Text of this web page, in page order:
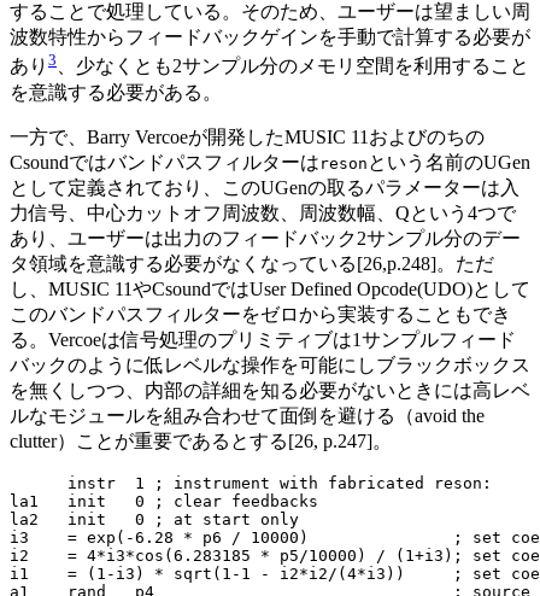
することで処理している。そのため、ユーザーは望ましい周
波数特性からフィードバックゲインを手動で計算する必要が
あり 3 、少なくとも2サンプル分のメモリ空間を利用すること
を意識する必要がある。
一方で、Barry Vercoeが開発したMUSIC 11およびのちの
Csoundではバンドパスフィルターは reson という名前のUGen
として定義されており、このUGenの取るパラメーターは入
力信号、中心カットオフ周波数、周波数幅、Qという4つで
あり、ユーザーは出力のフィードバック2サンプル分のデー
タ領域を意識する必要がなくなっている[26,p.248]。ただ
し、MUSIC 11やCsoundではUser Defined Opcode(UDO)として
このバンドパスフィルターをゼロから実装することもでき
る。Vercoeは信号処理のプリミティブは1サンプルフィード
バックのように低レベルな操作を可能にしブラックボックス
を無くしつつ、内部の詳細を知る必要がないときには高レベ
ルなモジュールを組み合わせて面倒を避ける（avoid the
clutter）ことが重要であるとする[26, p.247]。
      instr  1 ; instrument with fabricated reson:
la1   init   0 ; clear feedbacks
la2   init   0 ; at start only
i3    = exp(-6.28 * p6 / 10000)               ; set
i2    = 4*i3*cos(6.283185 * p5/10000) / (1+i3); set
i1    = (1-i3) * sqrt(1-1 - i2*i2/(4*i3))     ; set
a1    rand   p4                               ; source